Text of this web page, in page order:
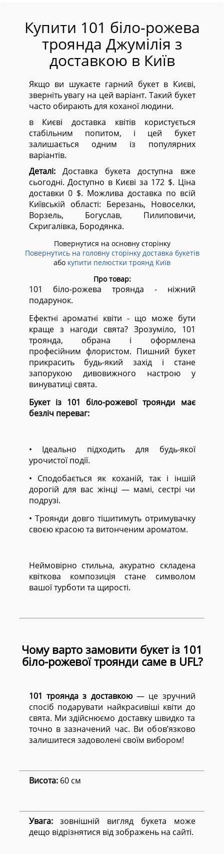
Купити 101 біло-рожева
троянда Джумілія з
доставкою в Київ
Якщо ви шукаєте гарний букет в Києві,
зверніть увагу на цей варіант. Такий букет
часто обирають для коханої людини.
в Києві доставка квітів користується
стабільним попитом, і цей букет
залишається одним із популярних
варіантів.
Деталі:Доставка букета доступна вже
сьогодні. Доступно в Києві за 172 $. Ціна
доставки 0 $. Можлива доставка по всій
Київській області: Березань, Новоселки,
Ворзель, Богуслав, Пилиповичи,
Скригалівка, Бородянка.
Повернутися на основну сторінку
Повернутись на головну сторінку доставка букетів
або купити пелюстки троянд Київ
Про товар:
101 біло-рожева троянда - ніжний
подарунок.
Ефектні ароматні квіти - що може бути
краще з нагоди свята? Зрозуміло, 101
троянда, обрана і оформлена
професійним флористом. Пишний букет
прикрасить будь-який захід і стане
запорукою дивовижного настрою у
винуватиці свята.
Букет із 101 біло-рожевої троянди має
безліч переваг:
• Ідеально підходить для будь-якої
урочистої події.
• Сподобається як коханій, так і іншій
дорогій для вас жінці — мамі, сестрі чи
подрузі.
• Троянди довго тішитимуть отримувачку
своєю красою та витонченим ароматом.
Неймовірно стильна, акуратно складена
квіткова композиція стане символом
вашої турботи та щирості.
Чому варто замовити букет із 101
біло-рожевої троянди саме в UFL?
101 троянда з доставкою— це зручний
спосіб подарувати найкрасивіші квіти до
свята. Ми здійснюємо доставку швидко та
точно в зазначений час. Ви обов’язково
залишитеся задоволені своїм вибором!
Висота:60 см
Увага:зовнішній вигляд букета може
дещо відрізнятися від зображень на сайті.